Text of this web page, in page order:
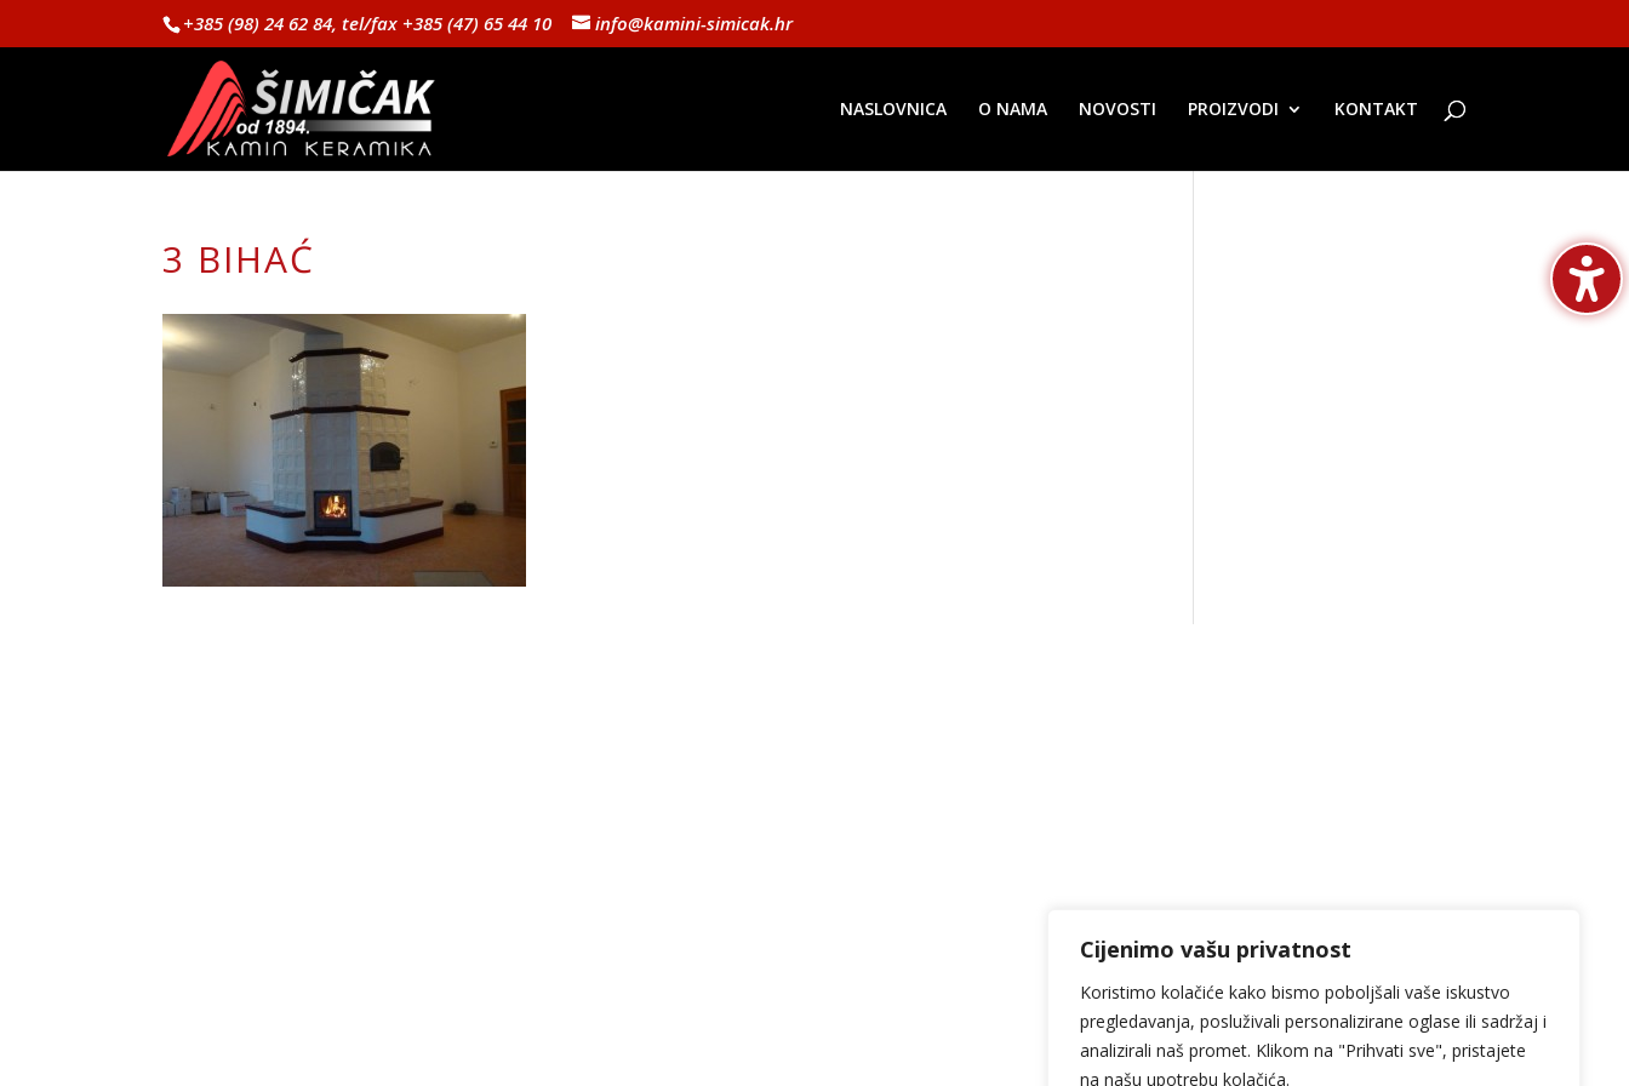
Cijenimo vašu privatnost
Koristimo kolačiće kako bismo poboljšali vaše iskustvo
pregledavanja, posluživali personalizirane oglase ili sadržaj i
analizirali naš promet. Klikom na "Prihvati sve", pristajete
na našu upotrebu kolačića.
+385 (98) 24 62 84, tel/fax +385 (47) 65 44 10 info@kamini-simicak.hr
NASLOVNICA O NAMA NOVOSTI PROIZVODI KONTAKT
3 BIHAĆ